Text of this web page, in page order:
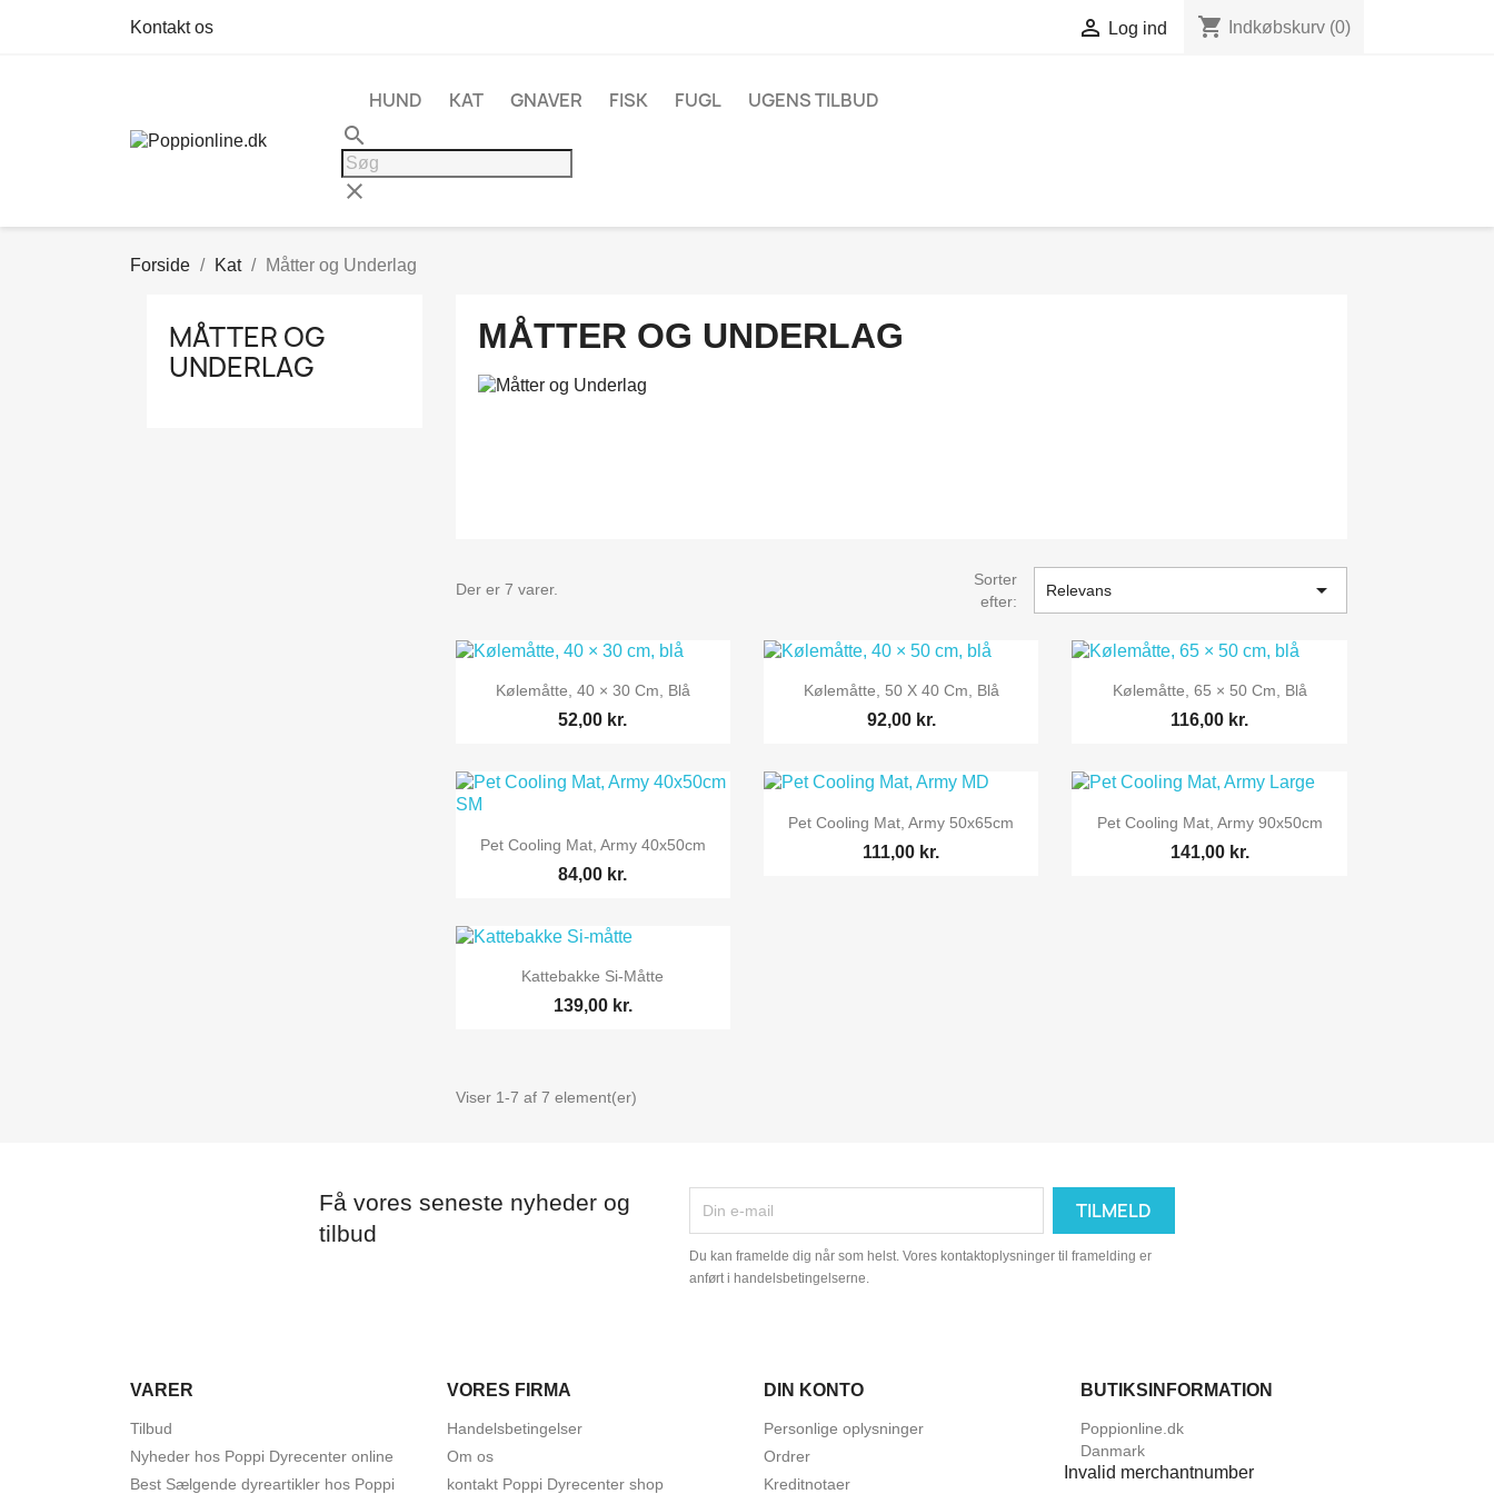
Kontakt os  Log ind shopping_cart Indkøbskurv (0)
HUND KAT GNAVER FISK FUGL UGENS TILBUD
search
clear
Forside Kat Måtter og Underlag
MÅTTER OG
UNDERLAG
MÅTTER OG UNDERLAG
Der er 7 varer.
Sorter
efter:
Relevans 
 Vis her
Kølemåtte, 40 × 30 Cm, Blå
52,00 kr.
 Vis her
Kølemåtte, 50 X 40 Cm, Blå
92,00 kr.
 Vis her
Kølemåtte, 65 × 50 Cm, Blå
116,00 kr.
Vis her
Pet Cooling Mat, Army 40x50cm
84,00 kr.
Vis her
Pet Cooling Mat, Army 50x65cm
111,00 kr.
Vis her
Pet Cooling Mat, Army 90x50cm
141,00 kr.
Vis her
Kattebakke Si-Måtte
139,00 kr.
Viser 1-7 af 7 element(er)
Få vores seneste nyheder og
tilbud
Du kan framelde dig når som helst. Vores kontaktoplysninger til framelding er
anført i handelsbetingelserne.
VARER
Tilbud
Nyheder hos Poppi Dyrecenter online
Best Sælgende dyreartikler hos Poppi
VORES FIRMA
Handelsbetingelser
Om os
kontakt Poppi Dyrecenter shop
DIN KONTO
Personlige oplysninger
Ordrer
Kreditnotaer
BUTIKSINFORMATION
Poppionline.dk
Danmark
Invalid merchantnumber